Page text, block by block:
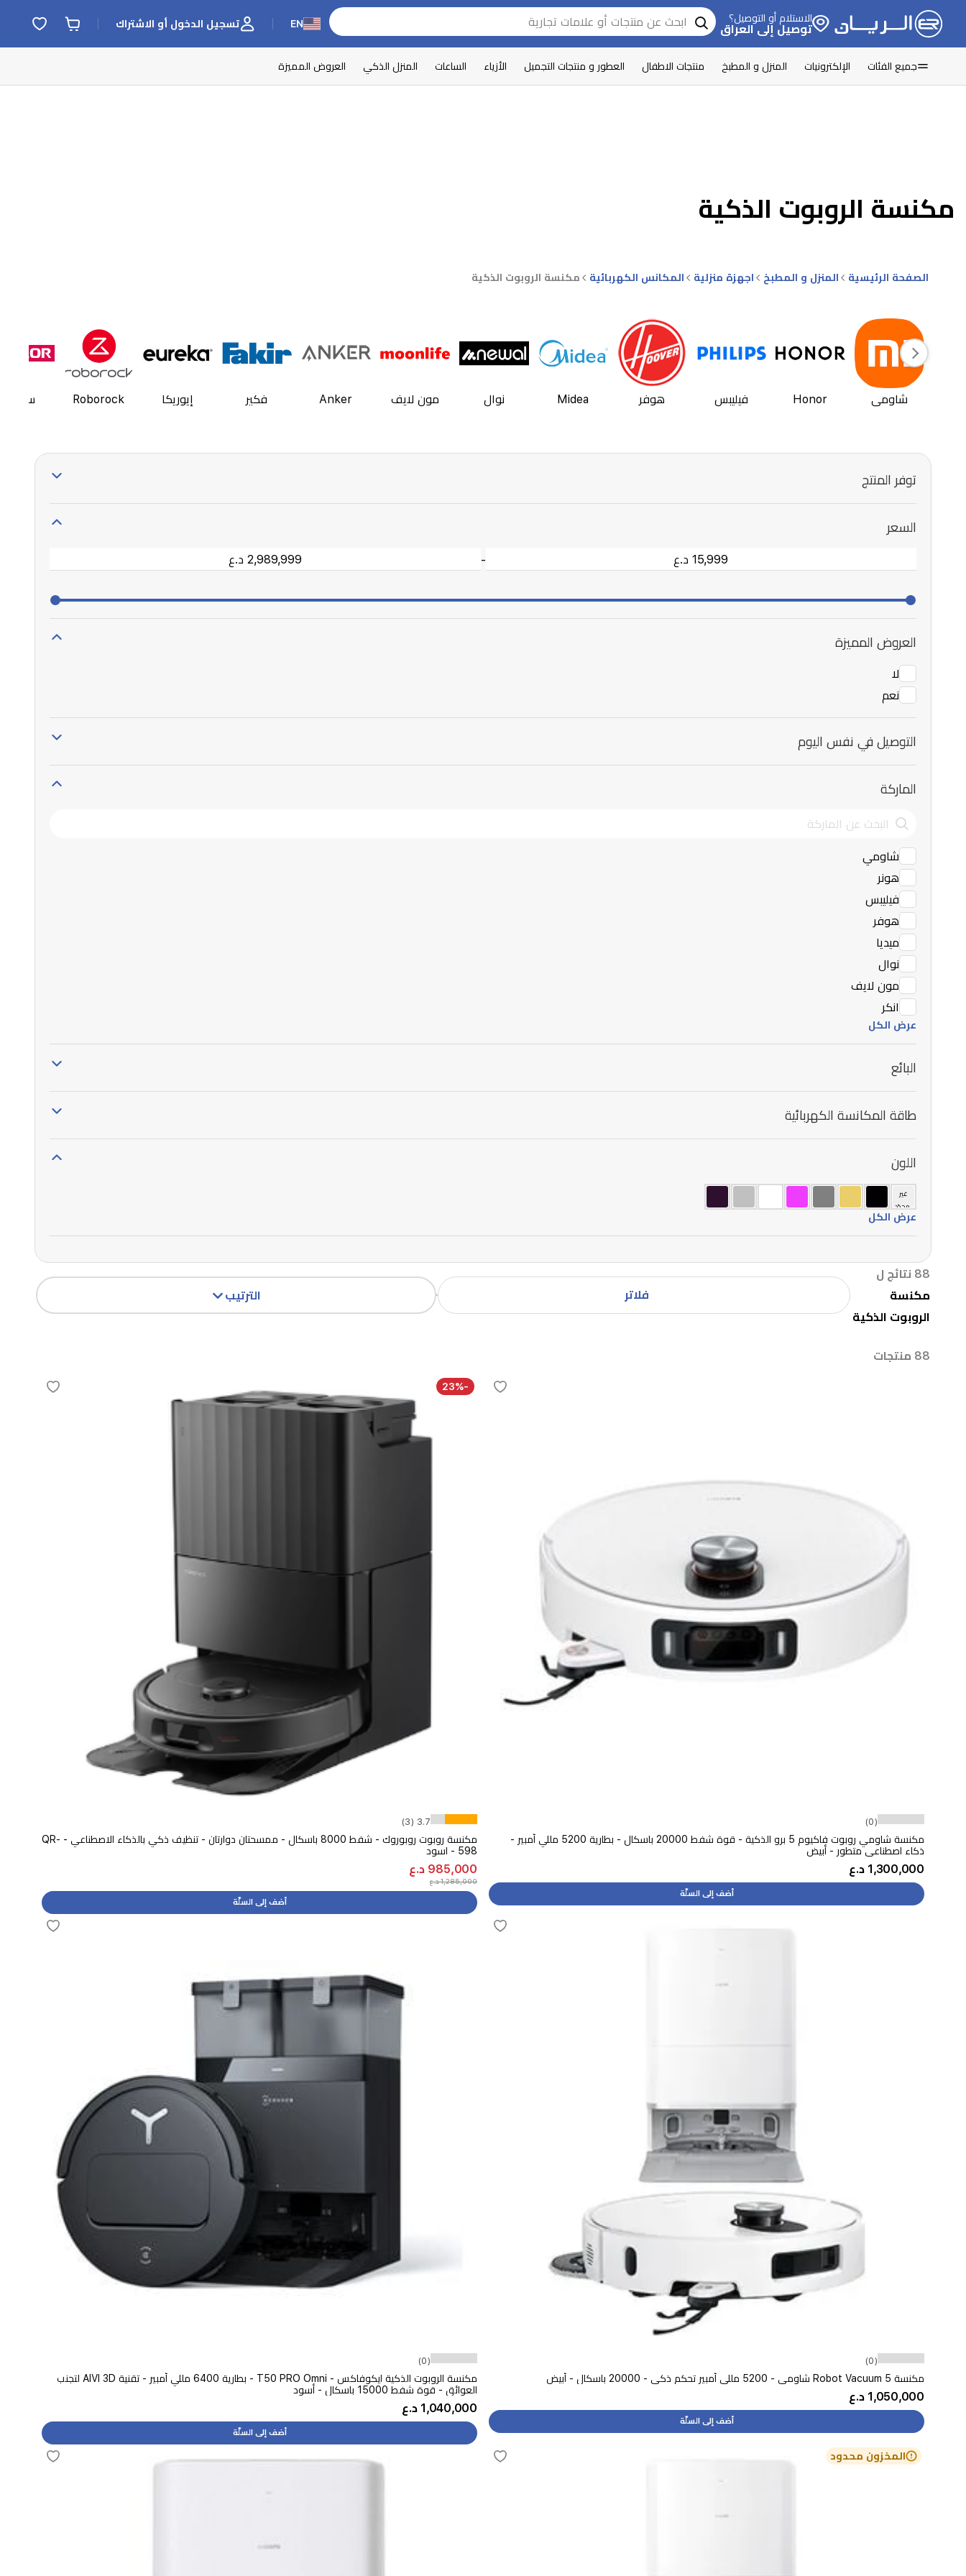
الاستلام أو التوصيل؟
توصيل إلى العراق EN تسجيل الدخول أو الاشتراك
جميع الفئات الإلكترونيات المنزل و المطبخ منتجات الاطفال العطور و منتجات التجميل الأزياء الساعات المنزل الذكي العروض المميزة
مكنسة الروبوت الذكية
الصفحة الرئيسية المنزل و المطبخ اجهزة منزلية المكانس الكهربائية مكنسة الروبوت الذكية
شاومي Honor فيليبس هوفر Midea نوال مون لايف Anker فكير إيوريكا Roborock سينكور
توفر المنتج
السعر
-
العروض المميزة
لا
نعم
التوصيل في نفس اليوم
الماركة
شاومي
هونر
فيليبس
هوفر
ميديا
نوال
مون لايف
انكر
عرض الكل
البائع
طاقة المكانسة الكهربائية
اللون
غير
محدّد
عرض الكل
88 نتائج ل
مكنسة
الروبوت الذكية
فلاتر الترتيب
88 منتجات
(0)
مكنسة شاومي روبوت فاكيوم 5 برو الذكية - قوة شفط 20000 باسكال - بطارية 5200 مللي أمبير -
ذكاء اصطناعي متطور - أبيض
1,300,000 د.ع
أضف إلى السلّة
-23%
3.7 (3)
مكنسة روبوت روبوروك - شفط 8000 باسكال - ممسحتان دوارتان - تنظيف ذكي بالذكاء الاصطناعي - QR-
598 - اسود
985,000 د.ع
1,285,000 د.ع
أضف إلى السلّة
(0)
مكنسة Robot Vacuum 5 شاومي - 5200 مللي أمبير تحكم ذكي - 20000 باسكال - أبيض
1,050,000 د.ع
أضف إلى السلّة
(0)
مكنسة الروبوت الذكية ايكوفاكس - T50 PRO Omni - بطارية 6400 مللي أمبير - تقنية AIVI 3D لتجنب
العوائق - قوة شفط 15000 باسكال - أسود
1,040,000 د.ع
أضف إلى السلّة
المخزون محدود